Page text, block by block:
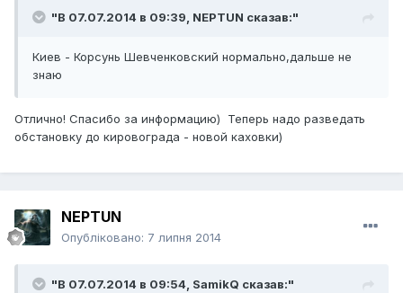
"В 07.07.2014 в 09:39, NEPTUN сказав:"
Киев - Корсунь Шевченковский нормально,дальше не
знаю
Отлично! Спасибо за информацию) Теперь надо разведать
обстановку до кировограда - новой каховки)
NEPTUN
Опубліковано: 7 липня 2014
"В 07.07.2014 в 09:54, SamikQ сказав:"